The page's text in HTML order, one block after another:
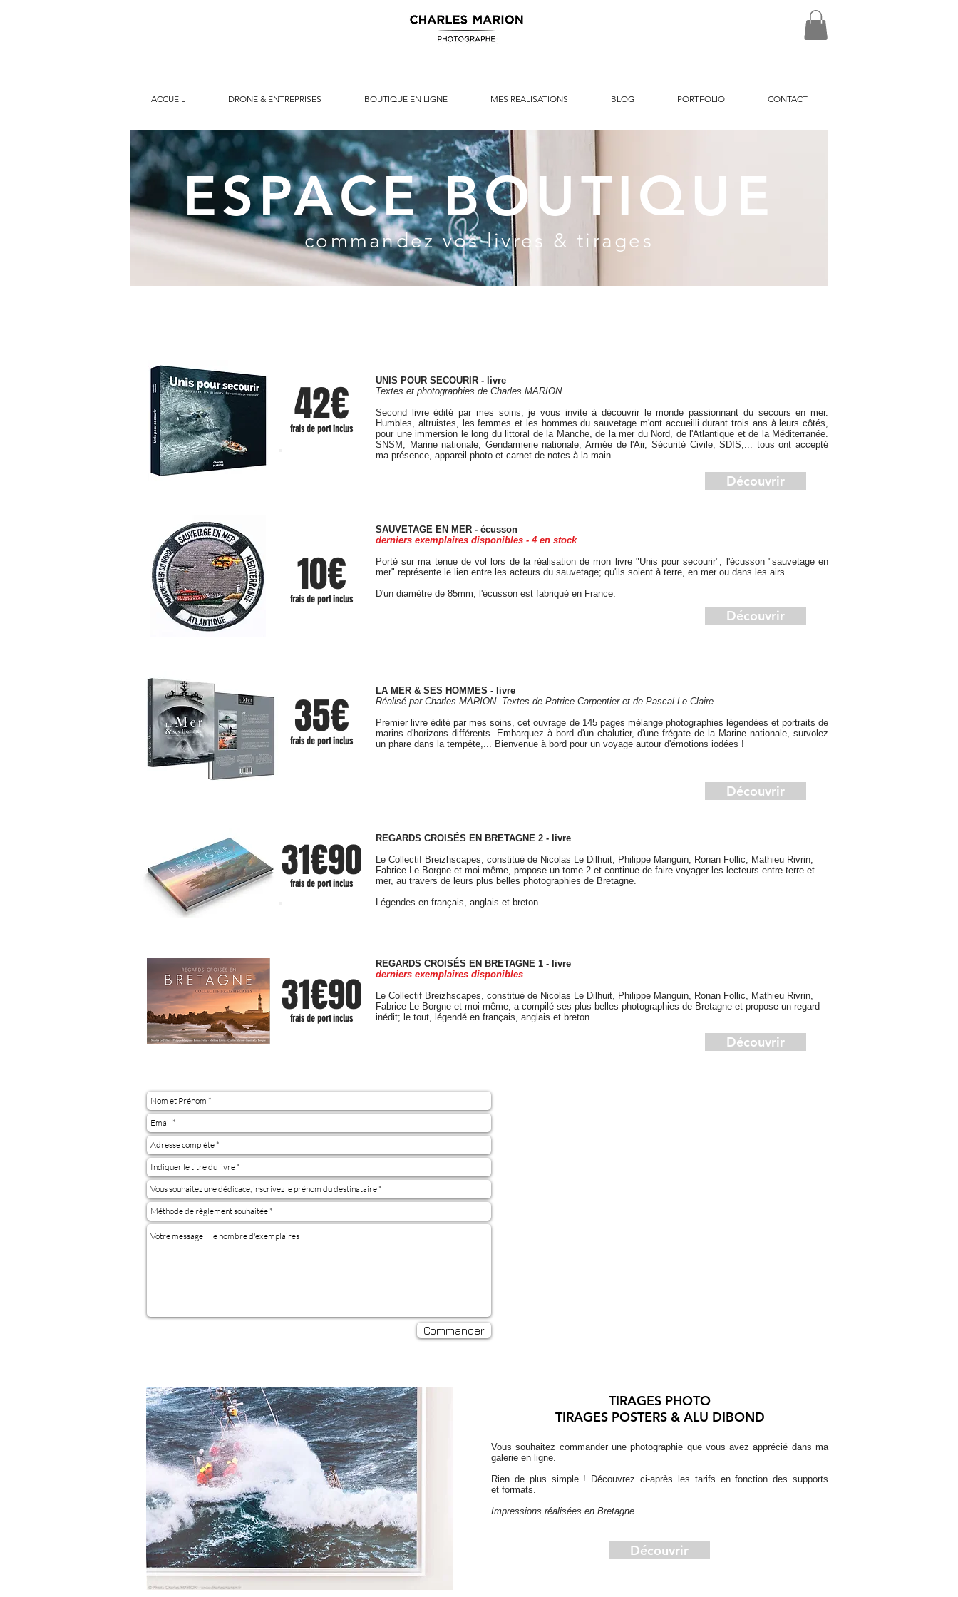
ACCUEIL DRONE & ENTREPRISES BOUTIQUE EN LIGNE MES REALISATIONS BLOG PORTFOLIO CONTACT
ESPACE BOUTIQUE
commandez vos livres & tirages
42€
frais de port inclus
UNIS POUR SECOURIR - livre
Textes et photographies de Charles MARION.
Second livre édité par mes soins, je vous invite à découvrir le monde passionnant du secours en mer.
Humbles, altruistes, les femmes et les hommes du sauvetage m'ont accueilli durant trois ans à leurs côtés,
pour une immersion le long du littoral de la Manche, de la mer du Nord, de l'Atlantique et de la Méditerranée.
SNSM, Marine nationale, Gendarmerie nationale, Armée de l'Air, Sécurité Civile, SDIS,... tous ont accepté
ma présence, appareil photo et carnet de notes à la main.
Découvrir
10€
frais de port inclus
SAUVETAGE EN MER - écusson
derniers exemplaires disponibles - 4 en stock
Porté sur ma tenue de vol lors de la réalisation de mon livre "Unis pour secourir", l'écusson "sauvetage en
mer" représente le lien entre les acteurs du sauvetage; qu'ils soient à terre, en mer ou dans les airs.
D'un diamètre de 85mm, l'écusson est fabriqué en France.
Découvrir
35€
frais de port inclus
LA MER & SES HOMMES - livre
Réalisé par Charles MARION. Textes de Patrice Carpentier et de Pascal Le Claire
Premier livre édité par mes soins, cet ouvrage de 145 pages mélange photographies légendées et portraits de
marins d'horizons différents. Embarquez à bord d'un chalutier, d'une frégate de la Marine nationale, survolez
un phare dans la tempête,... Bienvenue à bord pour un voyage autour d'émotions iodées !
Découvrir
31€90
frais de port inclus
REGARDS CROISÉS EN BRETAGNE 2 - livre
​​Le Collectif Breizhscapes, constitué de Nicolas Le Dilhuit, Philippe Manguin, Ronan Follic, Mathieu Rivrin,
Fabrice Le Borgne et moi-même, propose un tome 2 et continue de faire voyager les lecteurs entre terre et
mer, au travers de leurs plus belles photographies de Bretagne.
Légendes en français, anglais et breton.
31€90
frais de port inclus
REGARDS CROISÉS EN BRETAGNE 1 - livre
derniers exemplaires disponibles
​Le Collectif Breizhscapes, constitué de Nicolas Le Dilhuit, Philippe Manguin, Ronan Follic, Mathieu Rivrin,
Fabrice Le Borgne et moi-même, a compilé ses plus belles photographies de Bretagne et propose un regard
inédit; le tout, légendé en français, anglais et breton.
Découvrir
Commander
TIRAGES PHOTO
TIRAGES POSTERS & ALU DIBOND
Vous souhaitez commander une photographie que vous avez apprécié dans ma
galerie en ligne.
Rien de plus simple ! Découvrez ci-après les tarifs en fonction des supports
et formats.
Impressions réalisées en Bretagne
Découvrir